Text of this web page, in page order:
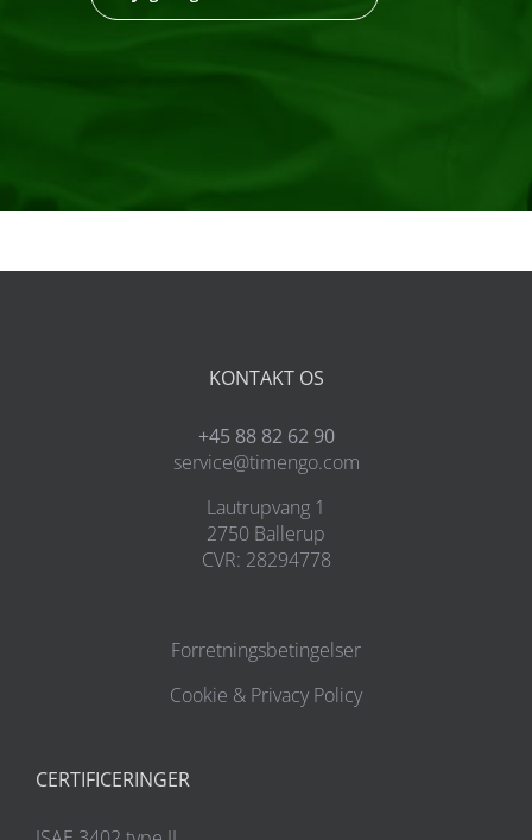
KONTAKT OS
+45 88 82 62 90
service@timengo.com
Lautrupvang 1
2750 Ballerup
CVR: 28294778
Forretningsbetingelser
Cookie & Privacy Policy
CERTIFICERINGER